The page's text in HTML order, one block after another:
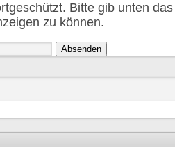
Bitte gib unten das
zu können.